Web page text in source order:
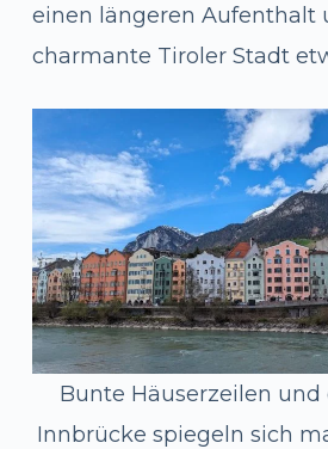
einen längeren Aufenthalt
charmante Tiroler Stadt
Bunte Häuserzeilen
Innbrücke spiegeln sich